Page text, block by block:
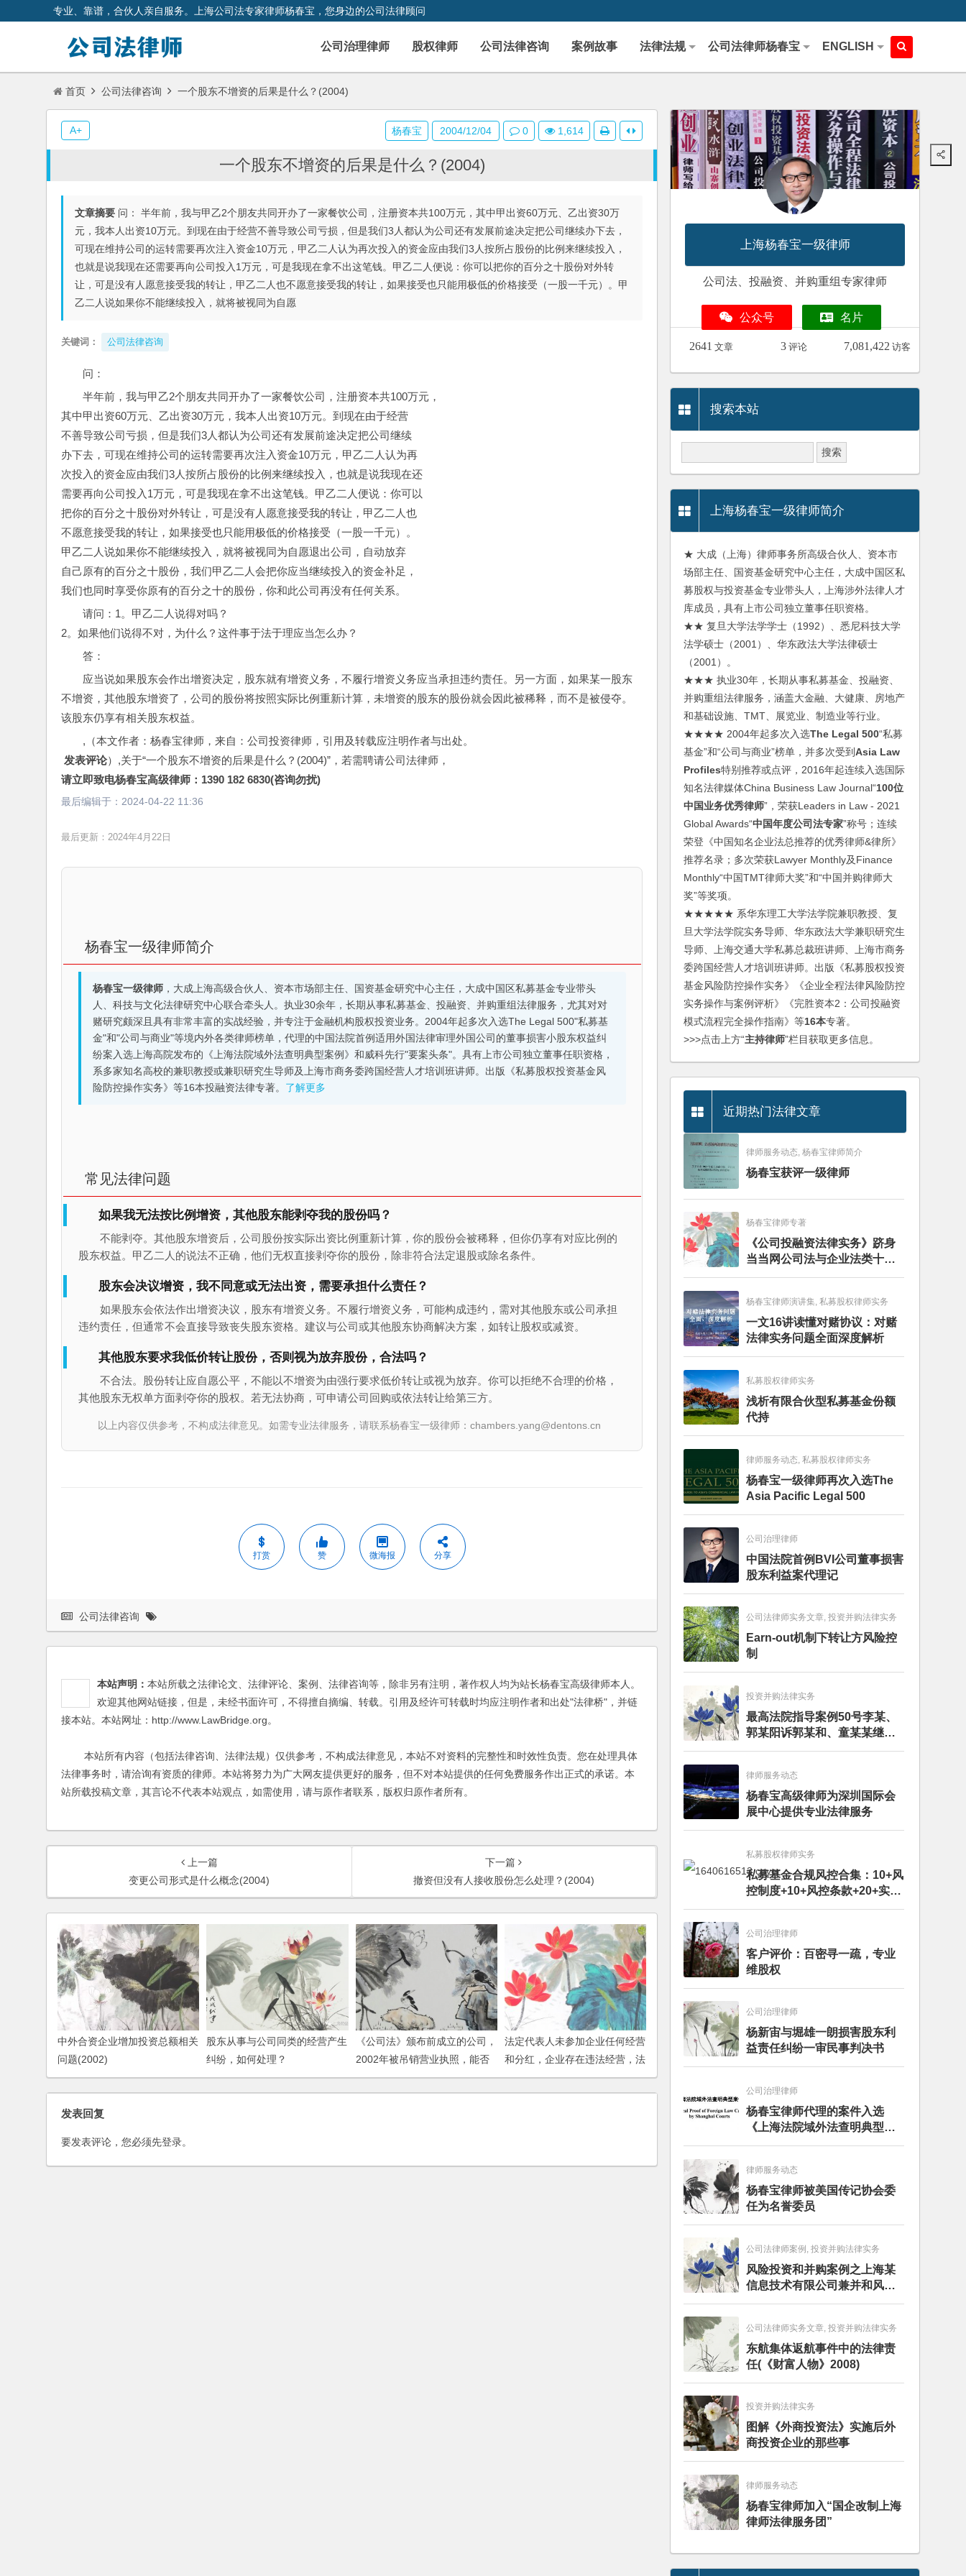
专业、靠谱，合伙人亲自服务。上海公司法专家律师杨春宝，您身边的公司法律顾问
公司治理律师 股权律师 公司法律咨询 案例故事 法律法规 公司法律师杨春宝 ENGLISH
首页 公司法律咨询 一个股东不增资的后果是什么？(2004)
一个股东不增资的后果是什么？(2004)
文章摘要 问： 半年前，我与甲乙2个朋友共同开办了一家餐饮公司，注册资本共100万元，其中甲出资60万元、乙出资30万
元，我本人出资10万元。到现在由于经营不善导致公司亏损，但是我们3人都认为公司还有发展前途决定把公司继续办下去，
可现在维持公司的运转需要再次注入资金10万元，甲乙二人认为再次投入的资金应由我们3人按所占股份的比例来继续投入，
也就是说我现在还需要再向公司投入1万元，可是我现在拿不出这笔钱。甲乙二人便说：你可以把你的百分之十股份对外转
让，可是没有人愿意接受我的转让，甲乙二人也不愿意接受我的转让，如果接受也只能用极低的价格接受（一股一千元）。甲
乙二人说如果你不能继续投入，就将被视同为自愿
关键词： 公司法律咨询
问：
半年前，我与甲乙2个朋友共同开办了一家餐饮公司，注册资本共100万元，
其中甲出资60万元、乙出资30万元，我本人出资10万元。到现在由于经营
不善导致公司亏损，但是我们3人都认为公司还有发展前途决定把公司继续
办下去，可现在维持公司的运转需要再次注入资金10万元，甲乙二人认为再
次投入的资金应由我们3人按所占股份的比例来继续投入，也就是说我现在还
需要再向公司投入1万元，可是我现在拿不出这笔钱。甲乙二人便说：你可以
把你的百分之十股份对外转让，可是没有人愿意接受我的转让，甲乙二人也
不愿意接受我的转让，如果接受也只能用极低的价格接受（一股一千元）。
甲乙二人说如果你不能继续投入，就将被视同为自愿退出公司，自动放弃
自己原有的百分之十股份，我们甲乙二人会把你应当继续投入的资金补足，
我们也同时享受你原有的百分之十的股份，你和此公司再没有任何关系。
请问：1。甲乙二人说得对吗？
2。如果他们说得不对，为什么？这件事于法于理应当怎么办？
答：
应当说如果股东会作出增资决定，股东就有增资义务，不履行增资义务应当承担违约责任。另一方面，如果某一股东
不增资，其他股东增资了，公司的股份将按照实际比例重新计算，未增资的股东的股份就会因此被稀释，而不是被侵夺。
该股东仍享有相关股东权益。
,（本文作者：杨春宝律师，来自：公司投资律师，引用及转载应注明作者与出处。
发表评论）,关于“一个股东不增资的后果是什么？(2004)”，若需聘请公司法律师，
请立即致电杨春宝高级律师：1390 182 6830(咨询勿扰)
最后编辑于： 2024-04-22 11:36
最后更新：2024年4月22日
杨春宝一级律师简介
杨春宝一级律师，大成上海高级合伙人、资本市场部主任、国资基金研究中心主任，大成中国区私募基金专业带头
人、科技与文化法律研究中心联合牵头人。执业30余年，长期从事私募基金、投融资、并购重组法律服务，尤其对对
赌研究颇深且具有非常丰富的实战经验，并专注于金融机构股权投资业务。2004年起多次入选The Legal 500"私募基
金"和"公司与商业"等境内外各类律师榜单，代理的中国法院首例适用外国法律审理外国公司的董事损害小股东权益纠
纷案入选上海高院发布的《上海法院域外法查明典型案例》和威科先行"要案头条"。具有上市公司独立董事任职资格，
系多家知名高校的兼职教授或兼职研究生导师及上海市商务委跨国经营人才培训班讲师。出版《私募股权投资基金风
险防控操作实务》等16本投融资法律专著。 了解更多
常见法律问题
如果我无法按比例增资，其他股东能剥夺我的股份吗？
不能剥夺。其他股东增资后，公司股份按实际出资比例重新计算，你的股份会被稀释，但你仍享有对应比例的
股东权益。甲乙二人的说法不正确，他们无权直接剥夺你的股份，除非符合法定退股或除名条件。
股东会决议增资，我不同意或无法出资，需要承担什么责任？
如果股东会依法作出增资决议，股东有增资义务。不履行增资义务，可能构成违约，需对其他股东或公司承担
违约责任，但通常不会直接导致丧失股东资格。建议与公司或其他股东协商解决方案，如转让股权或减资。
其他股东要求我低价转让股份，否则视为放弃股份，合法吗？
不合法。股份转让应自愿公平，不能以不增资为由强行要求低价转让或视为放弃。你可以拒绝不合理的价格，
其他股东无权单方面剥夺你的股权。若无法协商，可申请公司回购或依法转让给第三方。
以上内容仅供参考，不构成法律意见。如需专业法律服务，请联系杨春宝一级律师：chambers.yang@dentons.cn
打赏 赞 微海报 分享
杨春宝 2004/12/04 0 1,614
A+
公司法律咨询
本站声明： 本站所载之法律论文、法律评论、案例、法律咨询等，除非另有注明，著作权人均为站长杨春宝高级律师本人。
欢迎其他网站链接，但是，未经书面许可，不得擅自摘编、转载。引用及经许可转载时均应注明作者和出处"法律桥"，并链
接本站。本站网址：http://www.LawBridge.org。
本站所有内容（包括法律咨询、法律法规）仅供参考，不构成法律意见，本站不对资料的完整性和时效性负责。您在处理具体
法律事务时，请洽询有资质的律师。本站将努力为广大网友提供更好的服务，但不对本站提供的任何免费服务作出正式的承诺。本
站所载投稿文章，其言论不代表本站观点，如需使用，请与原作者联系，版权归原作者所有。
上一篇
变更公司形式是什么概念(2004)
下一篇
撤资但没有人接收股份怎么处理？(2004)
中外合资企业增加投资总额相关
问题(2002)
股东从事与公司同类的经营产生
纠纷，如何处理？
《公司法》颁布前成立的公司，
2002年被吊销营业执照，能否
按照现行《公司法》进行清算？
法定代表人未参加企业任何经营
和分红，企业存在违法经营，法
人代表须承担责任吗？
发表回复
要发表评论，您必须先登录。
上海杨春宝一级律师
公司法、投融资、并购重组专家律师
公众号 名片
2641 文章 3 评论 7,081,422 访客
搜索本站
上海杨春宝一级律师简介
★ 大成（上海）律师事务所高级合伙人、资本市
场部主任、国资基金研究中心主任，大成中国区私
募股权与投资基金专业带头人，上海涉外法律人才
库成员，具有上市公司独立董事任职资格。
★★ 复旦大学法学学士（1992）、悉尼科技大学
法学硕士（2001）、华东政法大学法律硕士
（2001）。
★★★ 执业30年，长期从事私募基金、投融资、
并购重组法律服务，涵盖大金融、大健康、房地产
和基础设施、TMT、展览业、制造业等行业。
★★★★ 2004年起多次入选The Legal 500“私募
基金”和“公司与商业”榜单，并多次受到Asia Law
Profiles特别推荐或点评，2016年起连续入选国际
知名法律媒体China Business Law Journal“100位
中国业务优秀律师”，荣获Leaders in Law - 2021
Global Awards“中国年度公司法专家”称号；连续
荣登《中国知名企业法总推荐的优秀律师&律所》
推荐名录；多次荣获Lawyer Monthly及Finance
Monthly“中国TMT律师大奖”和“中国并购律师大
奖”等奖项。
★★★★★ 系华东理工大学法学院兼职教授、复
旦大学法学院实务导师、华东政法大学兼职研究生
导师、上海交通大学私募总裁班讲师、上海市商务
委跨国经营人才培训班讲师。出版《私募股权投资
基金风险防控操作实务》《企业全程法律风险防控
实务操作与案例评析》《完胜资本2：公司投融资
模式流程完全操作指南》等16本专著。
>>>点击上方“主持律师”栏目获取更多信息。
近期热门法律文章
律师服务动态, 杨春宝律师简介
杨春宝获评一级律师
杨春宝律师专著
《公司投融资法律实务》跻身
当当网公司法与企业法类十大
畅销图书榜
杨春宝律师演讲集, 私募股权律师实务
一文16讲读懂对赌协议：对赌
法律实务问题全面深度解析
私募股权律师实务
浅析有限合伙型私募基金份额
代持
律师服务动态, 私募股权律师实务
杨春宝一级律师再次入选The
Asia Pacific Legal 500
公司治理律师
中国法院首例BVI公司董事损害
股东利益案代理记
公司法律师实务文章, 投资并购法律实务
Earn-out机制下转让方风险控
制
投资并购法律实务
最高法院指导案例50号李某、
郭某阳诉郭某和、童某某继承
纠纷案
律师服务动态
杨春宝高级律师为深圳国际会
展中心提供专业法律服务
私募股权律师实务
私募基金合规风控合集：10+风
控制度+10+风控条款+20+实务
文章+每月动态
公司治理律师
客户评价：百密寻一疏，专业
维股权
公司治理律师
杨新宙与堀雄一朗损害股东利
益责任纠纷一审民事判决书
公司治理律师
杨春宝律师代理的案件入选
《上海法院域外法查明典型案
例》
律师服务动态
杨春宝律师被美国传记协会委
任为名誉委员
公司法律师案例, 投资并购法律实务
风险投资和并购案例之上海某
信息技术有限公司兼并和风险
投资服务
公司法律师实务文章, 投资并购法律实务
东航集体返航事件中的法律责
任(《财富人物》2008)
投资并购法律实务
图解《外商投资法》实施后外
商投资企业的那些事
律师服务动态
杨春宝律师加入“国企改制上海
律师法律服务团”